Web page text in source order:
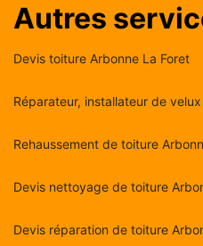
Autres
Devis toiture Arbonne La Foret
Réparateur, installateur de
Rehaussement de toiture
Devis nettoyage de toiture
Devis réparation de toiture